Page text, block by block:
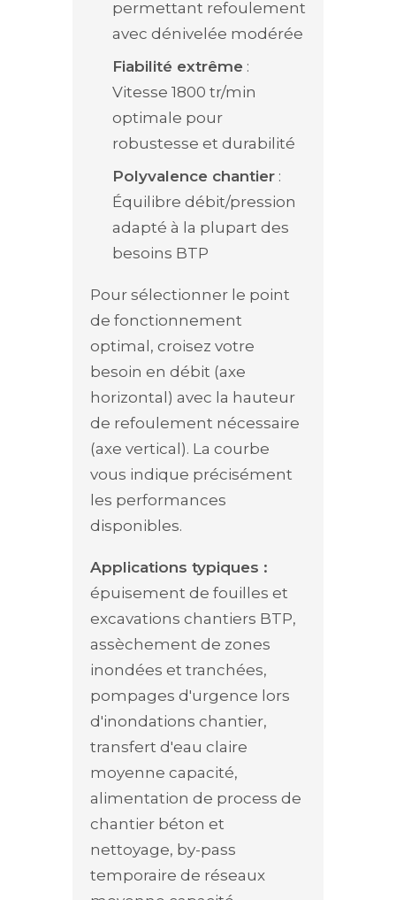
permettant refoulement
avec dénivelée modérée
Fiabilité extrême :
Vitesse 1800 tr/min
optimale pour
robustesse et durabilité
Polyvalence chantier :
Équilibre débit/pression
adapté à la plupart des
besoins BTP
Pour sélectionner le point
de fonctionnement
optimal, croisez votre
besoin en débit (axe
horizontal) avec la hauteur
de refoulement nécessaire
(axe vertical). La courbe
vous indique précisément
les performances
disponibles.
Applications typiques :
épuisement de fouilles et
excavations chantiers BTP,
assèchement de zones
inondées et tranchées,
pompages d'urgence lors
d'inondations chantier,
transfert d'eau claire
moyenne capacité,
alimentation de process de
chantier béton et
nettoyage, by-pass
temporaire de réseaux